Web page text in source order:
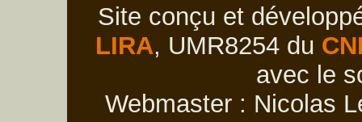
Site conçu et
LIRA, UMR8254 du
avec le
Webmaster : Nicolas